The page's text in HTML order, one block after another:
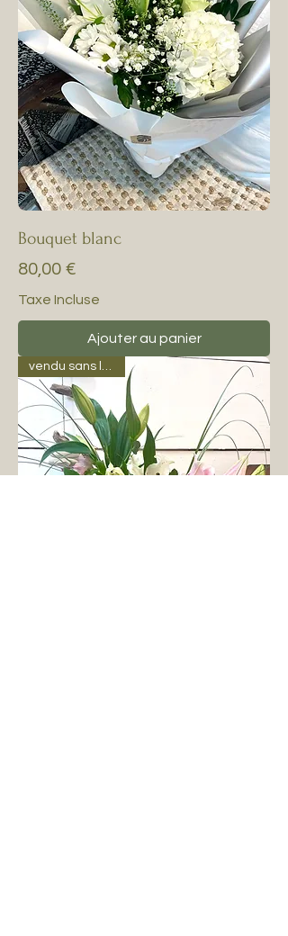
Bouquet blanc
Prix
80,00 €
Taxe Incluse
Ajouter au panier
vendu sans le vase